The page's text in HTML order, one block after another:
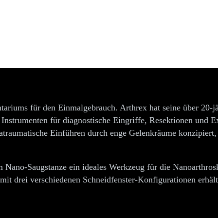
für den Einmalgebrauch. Arthrex hat seine über
für diagnostische Eingriffe, Resektionen und
Einführen durch enge Gelenkräume
Saugstanze ein ideales Werkzeug für die
drei verschiedenen Schneidfenster-Konfigurationen